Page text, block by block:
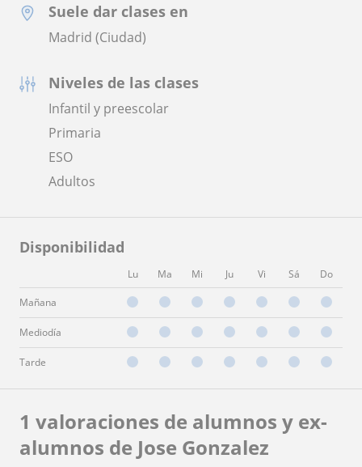
Suele dar clases en
Madrid (Ciudad)
Niveles de las clases
Infantil y preescolar
Primaria
ESO
Adultos
Disponibilidad
Lu Ma Mi Ju Vi Sá Do
Mañana
Mediodía
Tarde
1 valoraciones de alumnos y ex-
alumnos de Jose Gonzalez